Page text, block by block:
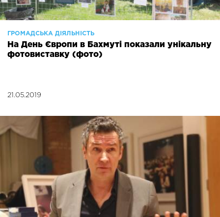
ГРОМАДСЬКА ДІЯЛЬНІСТЬ
На День Європи в Бахмуті показали унікальну
фотовиставку (фото)
21.05.2019